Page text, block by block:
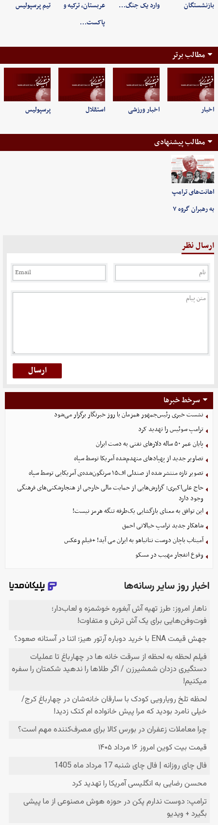
بازنشستگان وارد یک جنگ…
عربستان، ترکیه و
پاکست…
تیم پرسپولیس
مطالب برتر
اخبار اخبار ورزشی استقلال پرسپولیس
مطالب پیشنهادی
اهانت‌های ترامپ
به رهبران گروه ۷
ارسال نظر
سرخط خبرها
نشست خبری رئیس‌جمهور همزمان با روز خبرنگار برگزار می‌شود
ترامپ سوئیس را تهدید کرد
پایان عمر ۵۰ ساله دلارهای نفتی به دست ایران
تصاویر جدید از پهپادهای منهدم‌شده آمریکا توسط سپاه
تصویر تازه منتشر شده از صندلی اف۱۵ سرنگون‌شده‌ی آمریکایی توسط سپاه
حاج علی‌اکبری: گزارش‌هایی از حمایت مالی خارجی از هنجارشکنی‌های فرهنگی
وجود دارد
این توافق به معنای بازگشایی یک‌طرفه تنگه هرمز نیست!
شاهکار جدید ترامپ خیالاتی احمق
آمیتاب باچان دوست نتانیاهو به ایران می آید! +فیلم وعکس
وقوع انفجار مهیب در مسکو